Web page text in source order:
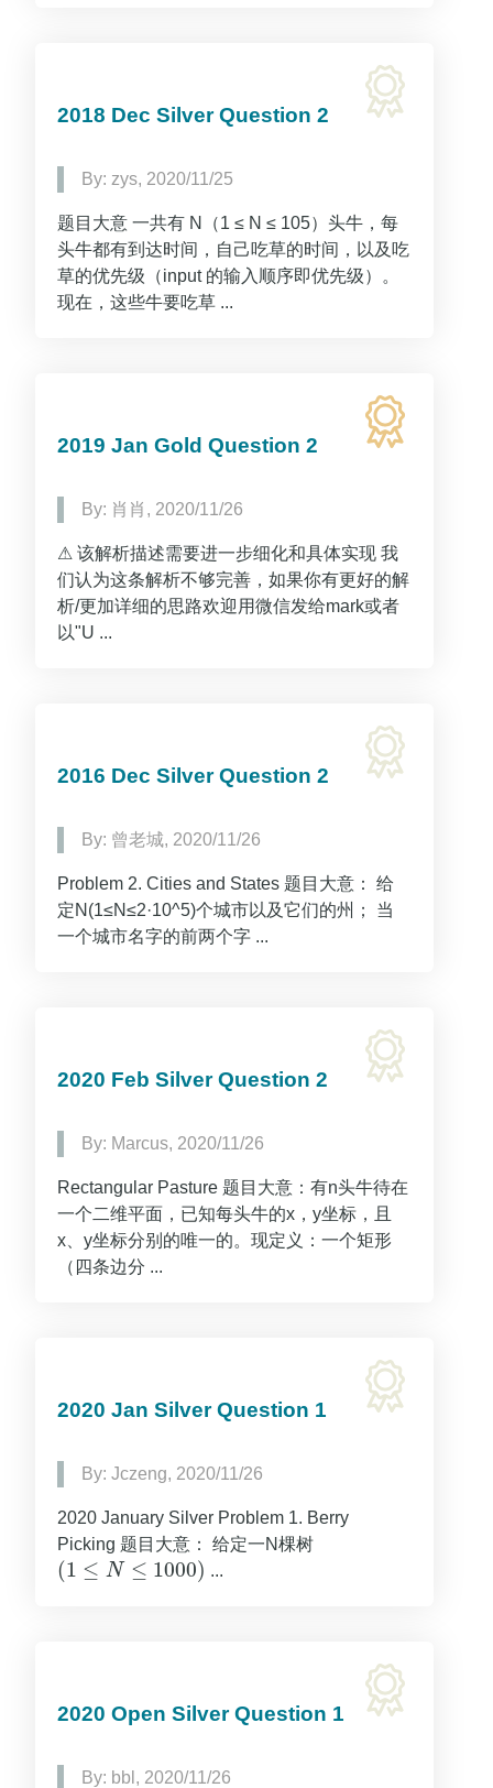
2018 Dec Silver Question 2
By: zys, 2020/11/25
题目大意 一共有 N（1 ≤ N ≤ 105）头牛，每
头牛都有到达时间，自己吃草的时间，以及吃
草的优先级（input 的输入顺序即优先级）。
现在，这些牛要吃草 ...
2019 Jan Gold Question 2
By: 肖肖, 2020/11/26
⚠ 该解析描述需要进一步细化和具体实现 我
们认为这条解析不够完善，如果你有更好的解
析/更加详细的思路欢迎用微信发给mark或者
以"U ...
2016 Dec Silver Question 2
By: 曾老城, 2020/11/26
Problem 2. Cities and States 题目大意： 给
定N(1≤N≤2·10^5)个城市以及它们的州； 当
一个城市名字的前两个字 ...
2020 Feb Silver Question 2
By: Marcus, 2020/11/26
Rectangular Pasture 题目大意：有n头牛待在
一个二维平面，已知每头牛的x，y坐标，且
x、y坐标分别的唯一的。现定义：一个矩形
（四条边分 ...
2020 Jan Silver Question 1
By: Jczeng, 2020/11/26
2020 January Silver Problem 1. Berry
Picking 题目大意： 给定一N棵树
(1 ≤ N ≤ 1000)
( 1≤ N≤ 1000) ...
2020 Open Silver Question 1
By: bbl, 2020/11/26